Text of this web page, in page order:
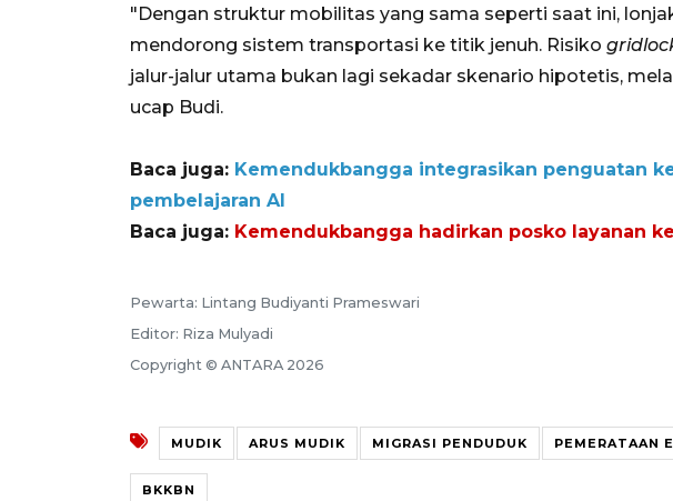
"Dengan struktur mobilitas yang sama seperti saat ini,
mendorong sistem transportasi ke titik jenuh. Risiko
jalur-jalur utama bukan lagi sekadar skenario hipotetis,
ucap Budi.
Baca juga: Kemendukbangga integrasikan penguatan
pembelajaran AI
Baca juga: Kemendukbangga hadirkan posko layanan
Pewarta: Lintang Budiyanti Prameswari
Editor: Riza Mulyadi
Copyright © ANTARA 2026
MUDIK ARUS MUDIK MIGRASI PENDUDUK PEMERATAAN
BKKBN